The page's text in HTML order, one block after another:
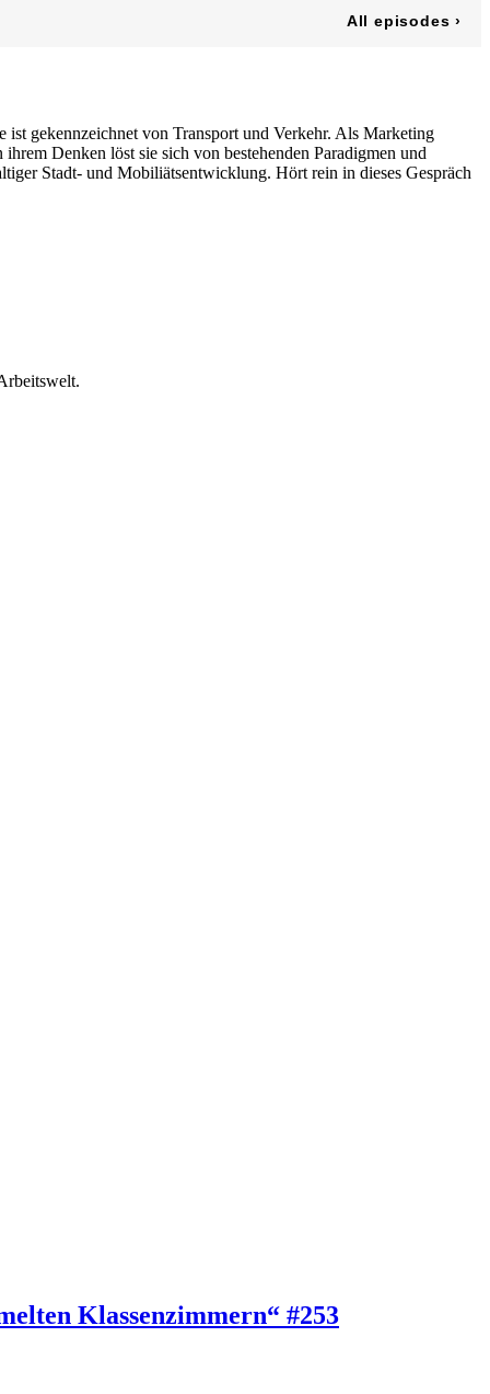
gekennzeichnet von Transport und Verkehr. Als Marketing
Denken löst sie sich von bestehenden Paradigmen und
Stadt- und Mobiliätsentwicklung. Hört rein in dieses Gespräch
Klassenzimmern“ #253